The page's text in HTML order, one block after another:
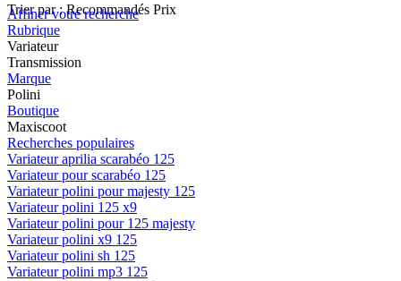
Trier par : Recommandés Prix
Affiner votre recherche
Rubrique
Variateur
Transmission
Marque
Polini
Boutique
Maxiscoot
Recherches populaires
Variateur aprilia scarabéo 125
Variateur pour scarabéo 125
Variateur polini pour majesty 125
Variateur polini 125 x9
Variateur polini pour 125 majesty
Variateur polini x9 125
Variateur polini sh 125
Variateur polini mp3 125